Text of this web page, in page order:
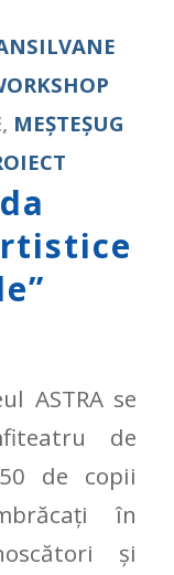
, MEȘTEȘUG
ASTRA se
de
de copii
în
și